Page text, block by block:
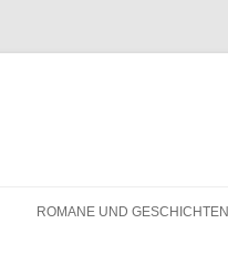
ROMANE UND GESCHICHTEN